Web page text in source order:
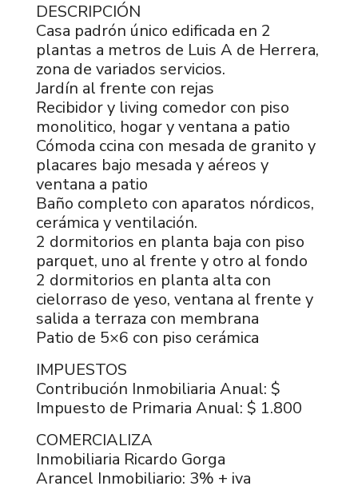
DESCRIPCIÓN
Casa padrón único edificada en 2
plantas a metros de Luis A de Herrera,
zona de variados servicios.
Jardín al frente con rejas
Recibidor y living comedor con piso
monolitico, hogar y ventana a patio
Cómoda ccina con mesada de granito y
placares bajo mesada y aéreos y
ventana a patio
Baño completo con aparatos nórdicos,
cerámica y ventilación.
2 dormitorios en planta baja con piso
parquet, uno al frente y otro al fondo
2 dormitorios en planta alta con
cielorraso de yeso, ventana al frente y
salida a terraza con membrana
Patio de 5×6 con piso cerámica
IMPUESTOS
Contribución Inmobiliaria Anual: $
Impuesto de Primaria Anual: $ 1.800
COMERCIALIZA
Inmobiliaria Ricardo Gorga
Arancel Inmobiliario: 3% + iva